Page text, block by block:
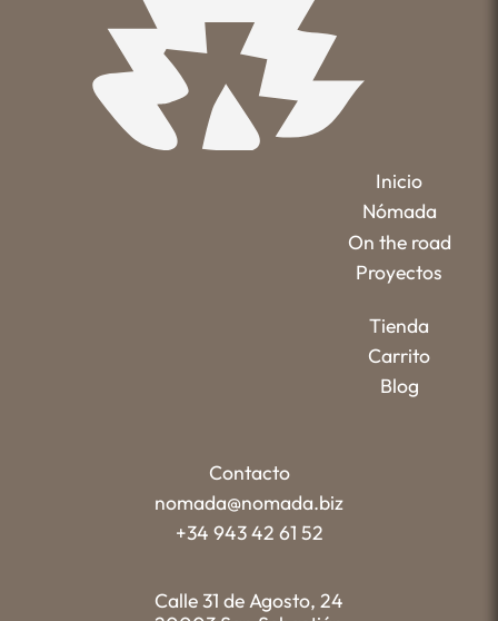
Inicio
Nómada
On the road
Proyectos
Tienda
Carrito
Blog
Contacto
nomada@nomada.biz
+34 943 42 61 52
Calle 31 de Agosto, 24